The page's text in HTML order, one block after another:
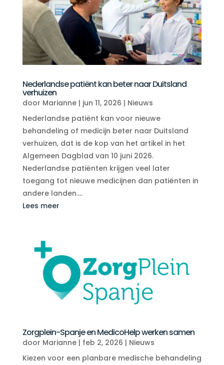
Nederlandse patiënt kan beter naar Duitsland
verhuizen
door Marianne| jun 11, 2026 | Nieuws
Nederlandse patiënt kan voor nieuwe
behandeling of medicijn beter naar Duitsland
verhuizen, dat is de kop van het artikel in het
Algemeen Dagblad van 10 juni 2026.
Nederlandse patiënten krijgen veel later
toegang tot nieuwe medicijnen dan patiënten in
andere landen....
Lees meer
Zorgplein-Spanje en MedicoHelp werken samen
door Marianne| feb 2, 2026 | Nieuws
Kiezen voor een planbare medische behandeling